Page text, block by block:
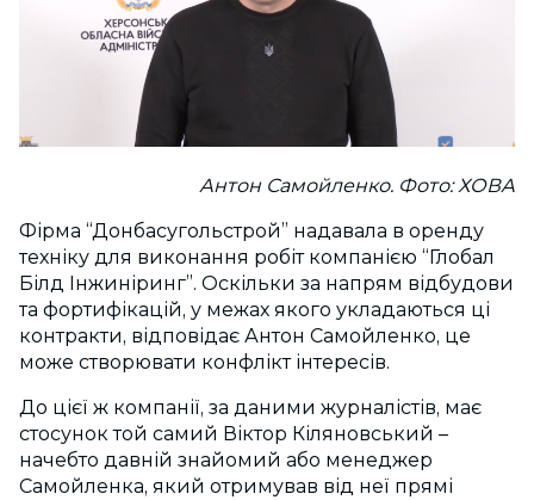
Антон Самойленко. Фото: ХОВА
Фірма “Донбасугольстрой” надавала в оренду
техніку для виконання робіт компанією “Глобал
Білд Інжиніринг”. Оскільки за напрям відбудови
та фортифікацій, у межах якого укладаються ці
контракти, відповідає Антон Самойленко, це
може створювати конфлікт інтересів.
До цієї ж компанії, за даними журналістів, має
стосунок той самий Віктор Кіляновський –
начебто давній знайомий або менеджер
Самойленка, який отримував від неї прямі